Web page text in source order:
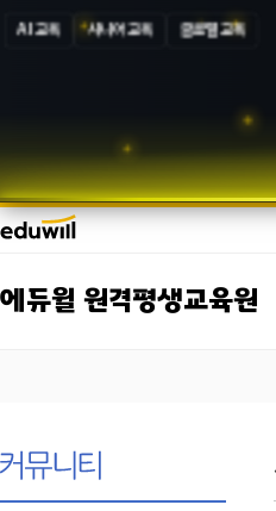
AI 교육 시니어 교육 글로벌 교육
에듀윌 원격평생교육원